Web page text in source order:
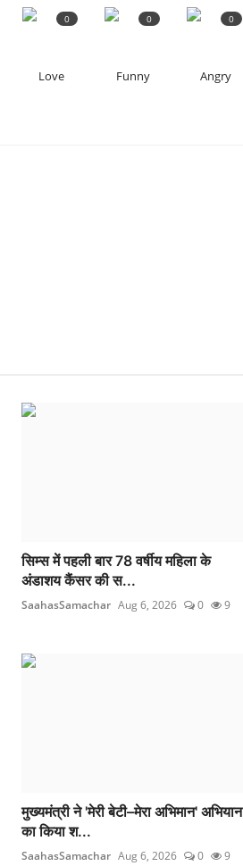
Love
0
Funny
0
Angry
0
सिम्स में पहली बार 78 वर्षीय महिला के
अंडाशय कैंसर की स...
SaahasSamachar Aug 6, 2026 0 9
मुख्यमंत्री ने 'मेरी बेटी–मेरा अभिमान' अभियान
का किया श...
SaahasSamachar Aug 6, 2026 0 9